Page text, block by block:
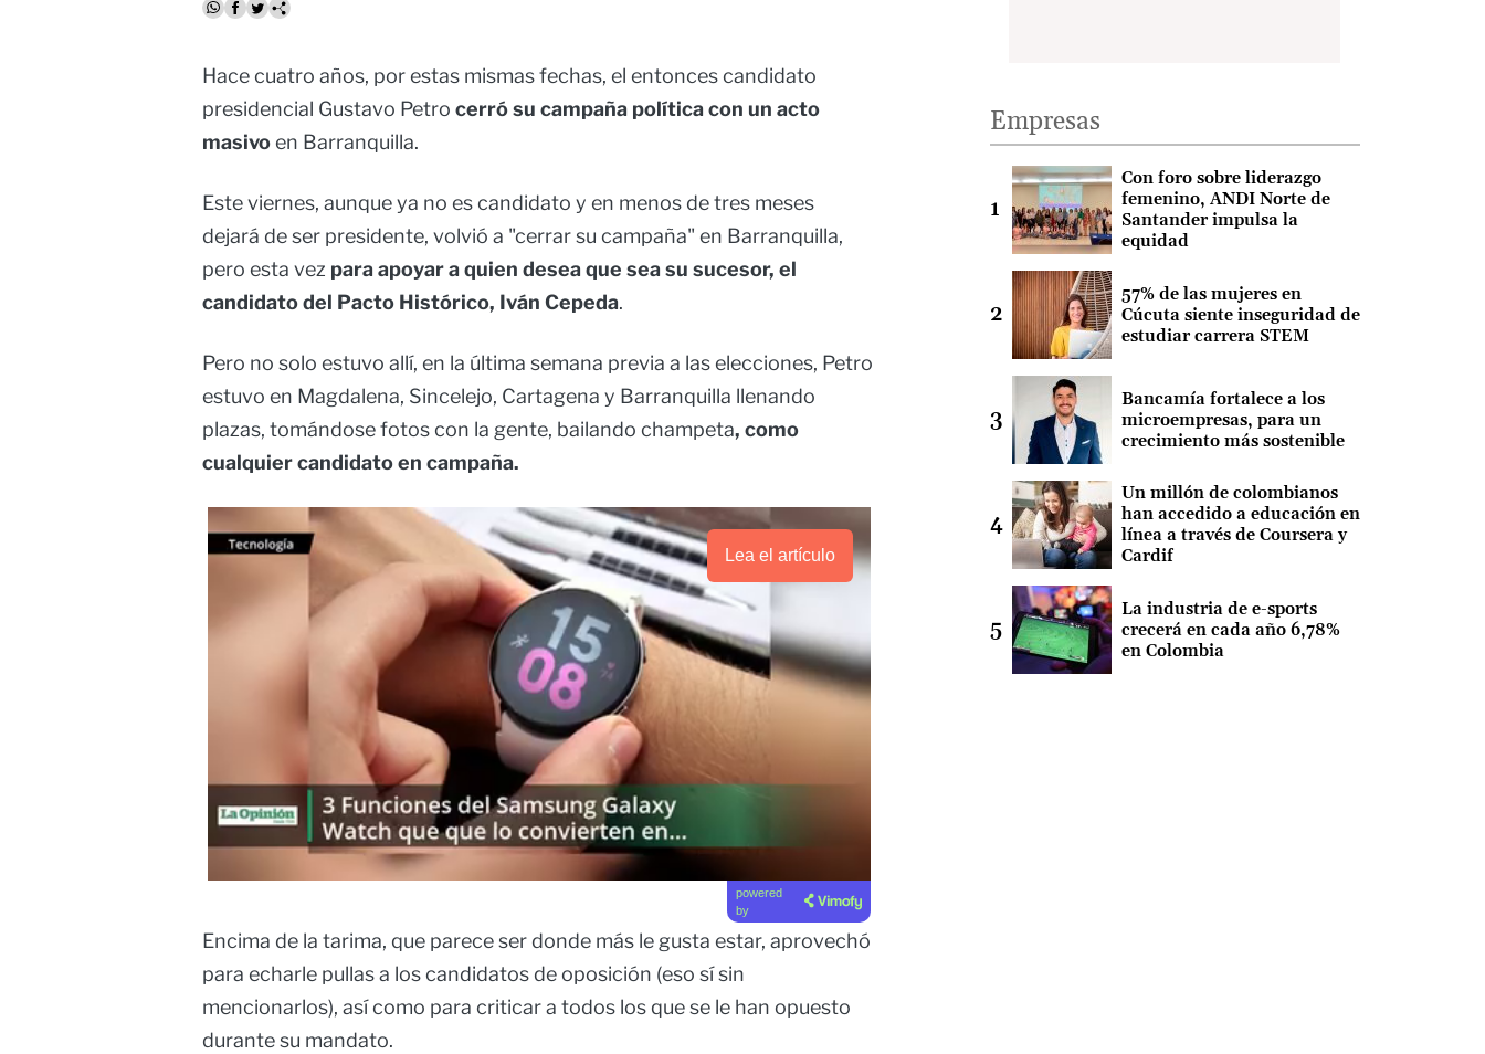
Hace cuatro años, por estas mismas fechas, el entonces candidato
presidencial Gustavo Petro cerró su campaña política con un acto
masivoen Barranquilla.
Este viernes, aunque ya no es candidato y en menos de tres meses
dejará de ser presidente, volvió a "cerrar su campaña" en Barranquilla,
pero esta vez para apoyar a quien desea que sea su sucesor, el
candidato del Pacto Histórico, Iván Cepeda.
Pero no solo estuvo allí, en la última semana previa a las elecciones, Petro
estuvo en Magdalena, Sincelejo, Cartagena y Barranquilla llenando
plazas, tomándose fotos con la gente, bailando champeta, como
cualquier candidato en campaña.
Lea el artículo
powered
by
Encima de la tarima, que parece ser donde más le gusta estar, aprovechó
para echarle pullas a los candidatos de oposición (eso sí sin
mencionarlos), así como para criticar a todos los que se le han opuesto
durante su mandato.
Empresas
Con foro sobre liderazgo
femenino, ANDI Norte de
Santander impulsa la
equidad
57% de las mujeres en
Cúcuta siente inseguridad de
estudiar carrera STEM
Bancamía fortalece a los
microempresas, para un
crecimiento más sostenible
Un millón de colombianos
han accedido a educación en
línea a través de Coursera y
Cardif
La industria de e-sports
crecerá en cada año 6,78%
en Colombia